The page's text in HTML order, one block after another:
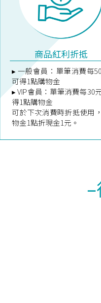
商品紅利折抵
▸ 一般會員：單筆消費每
可得1點購物金
▸ VIP會員：單筆消費每30
得1點購物金
可於下次消費時折抵使用
物金1點折現金1元。